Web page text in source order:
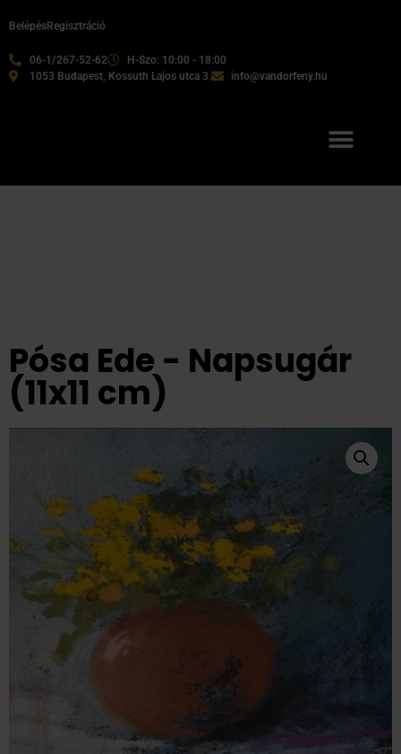
06-1/267-52-62
H-Szo: 10:00 - 18:00
1053 Budapest, Kossuth Lajos utca 3.
info@vandorfeny.hu
BelépésRegisztráció
Pósa Ede - Napsugár
(11x11 cm)